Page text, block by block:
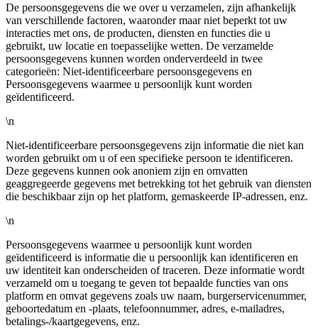
De persoonsgegevens die we over u verzamelen, zijn afhankelijk
van verschillende factoren, waaronder maar niet beperkt tot uw
interacties met ons, de producten, diensten en functies die u
gebruikt, uw locatie en toepasselijke wetten. De verzamelde
persoonsgegevens kunnen worden onderverdeeld in twee
categorieën: Niet-identificeerbare persoonsgegevens en
Persoonsgegevens waarmee u persoonlijk kunt worden
geïdentificeerd.
\n
Niet-identificeerbare persoonsgegevens zijn informatie die niet kan
worden gebruikt om u of een specifieke persoon te identificeren.
Deze gegevens kunnen ook anoniem zijn en omvatten
geaggregeerde gegevens met betrekking tot het gebruik van diensten
die beschikbaar zijn op het platform, gemaskeerde IP-adressen, enz.
\n
Persoonsgegevens waarmee u persoonlijk kunt worden
geïdentificeerd is informatie die u persoonlijk kan identificeren en
uw identiteit kan onderscheiden of traceren. Deze informatie wordt
verzameld om u toegang te geven tot bepaalde functies van ons
platform en omvat gegevens zoals uw naam, burgerservicenummer,
geboortedatum en -plaats, telefoonnummer, adres, e-mailadres,
betalings-/kaartgegevens, enz.